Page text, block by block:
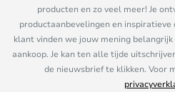
producten en zo veel meer! Je
productaanbevelingen en
klant vinden we jouw mening
aankoop. Je kan ten alle tijde
de nieuwsbrief te klikken. Voor